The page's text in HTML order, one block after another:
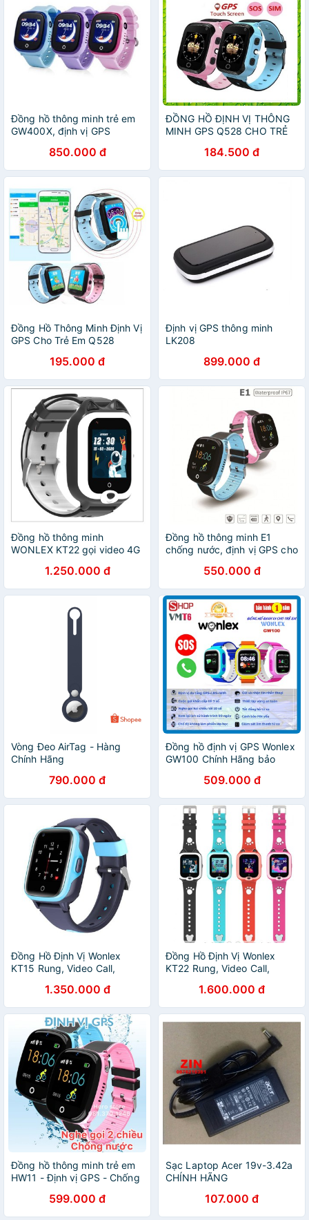
Đồng hồ thông minh trẻ em
GW400X, định vị GPS
850.000 đ
ĐỒNG HỒ ĐỊNH VỊ THÔNG
MINH GPS Q528 CHO TRẺ
184.500 đ
Đồng Hồ Thông Minh Định Vị
GPS Cho Trẻ Em Q528
195.000 đ
Định vị GPS thông minh
LK208
899.000 đ
Đồng hồ thông minh
WONLEX KT22 gọi video 4G
1.250.000 đ
Đồng hồ thông minh E1
chống nước, định vị GPS cho
550.000 đ
Vòng Đeo AirTag - Hàng
Chính Hãng
790.000 đ
Đồng hồ định vị GPS Wonlex
GW100 Chính Hãng bảo
509.000 đ
Đồng Hồ Định Vị Wonlex
KT15 Rung, Video Call,
1.350.000 đ
Đồng Hồ Định Vị Wonlex
KT22 Rung, Video Call,
1.600.000 đ
Đồng hồ thông minh trẻ em
HW11 - Định vị GPS - Chống
599.000 đ
Sạc Laptop Acer 19v-3.42a
CHÍNH HÃNG
107.000 đ